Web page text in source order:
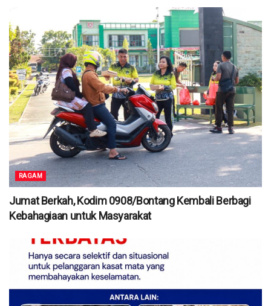
RAGAM
Jumat Berkah, Kodim 0908/Bontang Kembali Berbagi
Kebahagiaan untuk Masyarakat